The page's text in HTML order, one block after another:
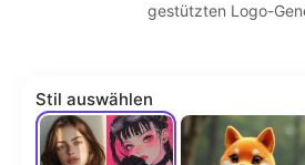
gestützten Logo-
Stil auswählen